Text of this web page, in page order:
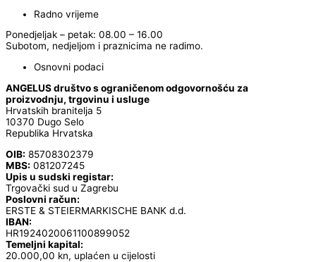
Radno vrijeme
Ponedjeljak – petak: 08.00 – 16.00
Subotom, nedjeljom i praznicima ne radimo.
Osnovni podaci
ANGELUS društvo s ograničenom odgovornošću za
proizvodnju, trgovinu i usluge
Hrvatskih branitelja 5
10370 Dugo Selo
Republika Hrvatska
OIB: 85708302379
MBS: 081207245
Upis u sudski registar:
Trgovački sud u Zagrebu
Poslovni račun:
ERSTE & STEIERMARKISCHE BANK d.d.
IBAN:
HR1924020061100899052
Temeljni kapital:
20.000,00 kn, uplaćen u cijelosti